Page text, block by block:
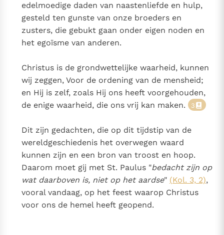
edelmoedige daden van naastenliefde en hulp,
gesteld ten gunste van onze broeders en
zusters, die gebukt gaan onder eigen noden en
het egoïsme van anderen.
Christus is de grondwettelijke waarheid, kunnen
wij zeggen, Voor de ordening van de mensheid;
en Hij is zelf, zoals Hij ons heeft voorgehouden,
de enige waarheid, die ons vrij kan maken.
3
Dit zijn gedachten, die op dit tijdstip van de
wereldgeschiedenis het overwegen waard
kunnen zijn en een bron van troost en hoop.
Daarom moet gij met St. Paulus "bedacht zijn op
wat daarboven is, niet op het aardse" (Kol. 3, 2),
vooral vandaag, op het feest waarop Christus
voor ons de hemel heeft geopend.